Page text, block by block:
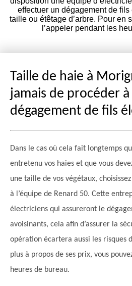
effectuer un dégagement de
taille ou étêtage d’arbre. Pour en
l’appeler pendant les
Taille de haie à
jamais de procéder à
dégagement de fils
Dans le cas où cela fait longtemps
entretenu vos haies et que vous
une taille de vos végétaux,
à l’équipe de Renard 50. Cette
électriciens qui assureront le
avoisinants, cela afin d’assurer la
opération écartera aussi les risques
plus à propos de ses prix, vous
heures de bureau.